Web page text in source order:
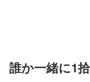
誰か一緒に1